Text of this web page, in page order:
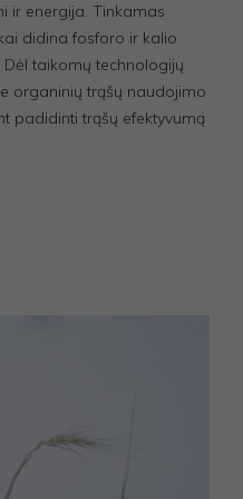
ir energija. Tinkamas
didina fosforo ir kalio
taikomų technologijų
organinių trąšų naudojimo
padidinti trąšų efektyvumą